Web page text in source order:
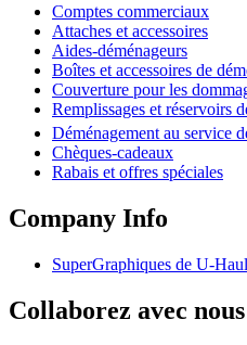
Comptes commerciaux
Attaches et accessoires
Aides-déménageurs
Boîtes et accessoires de
Couverture pour les
Remplissages et réservoirs
Déménagement au service
Chèques-cadeaux
Rabais et offres spéciales
Company Info
SuperGraphiques de U-Haul
Collaborez avec nous